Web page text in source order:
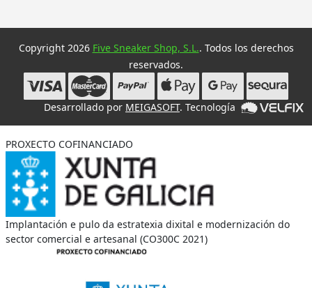
Copyright 2026 Five Sneaker Shop, S.L.. Todos los derechos
reservados.
Desarrollado por MEIGASOFT. Tecnología
PROXECTO COFINANCIADO
Implantación e pulo da estratexia dixital e modernización do
sector comercial e artesanal (CO300C 2021)